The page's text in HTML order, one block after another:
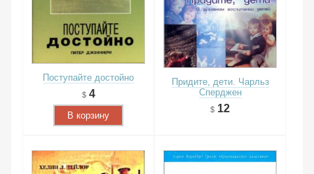
Поступайте достойно
4
В корзину
Придите, дети. Чарльз
Сперджен
12